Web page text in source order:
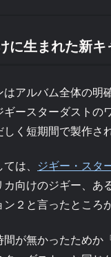
に生まれた新キ
はアルバム全体の明
ギースターダストの
く短期間で製作さ
は、 ジギー・スタ
カ向けのジギー、あ
２と言ったところか
間が無かったためか